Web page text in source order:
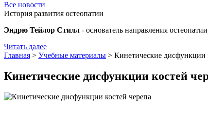
Все новости
История развития остеопатии
Эндрю Тейлор Стилл - основатель направления
Читать далее
Главная > Учебные материалы > Кинетические дисфункции
Кинетические дисфункции костей